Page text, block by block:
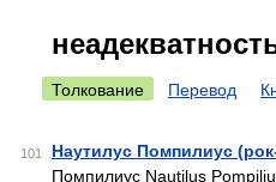
Толкование Перевод
101 Наутилус Помпилиус
Помпилиус Nautilus